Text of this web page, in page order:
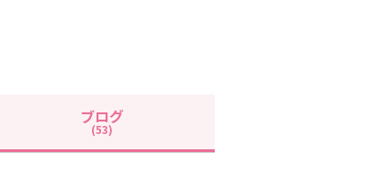
ブログ
(53)